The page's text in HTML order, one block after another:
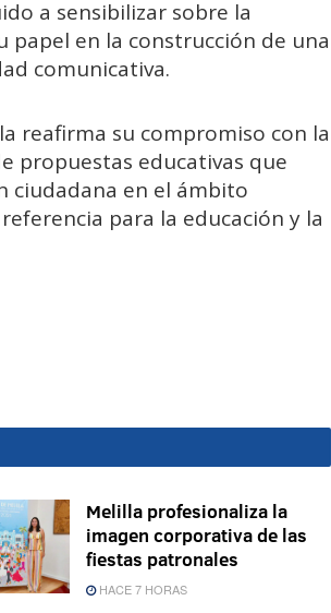
a sensibilizar sobre la
papel en la construcción de una
comunicativa.
reafirma su compromiso con la
propuestas educativas que
ciudadana en el ámbito
para la educación y la
Melilla profesionaliza la
imagen corporativa de las
fiestas patronales
HACE 7 HORAS